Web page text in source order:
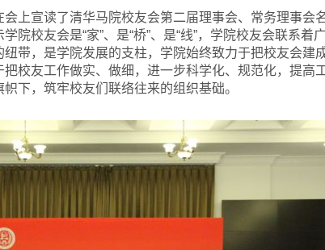
上宣读了清华马院校友会第二届理事会、常务理事会
院校友会是“家”、是“桥”、是“线”，学院校友会联系着
带，是学院发展的支柱，学院始终致力于把校友会建
校友工作做实、做细，进一步科学化、规范化，提高
下，筑牢校友们联络往来的组织基础。